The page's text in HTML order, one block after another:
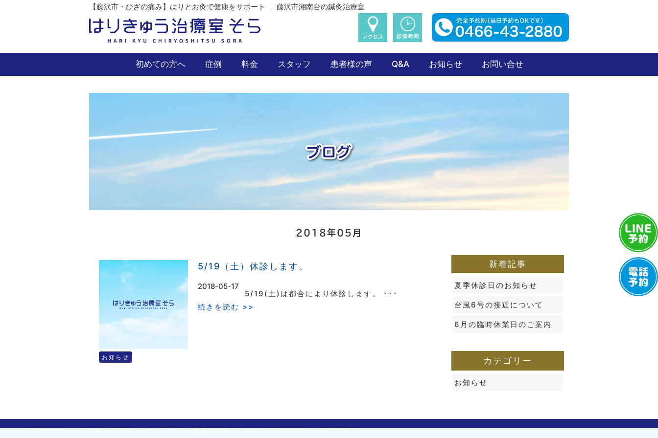
【藤沢市・ひざの痛み】はりとお灸で健康をサポート ｜ 藤沢市湘南台の鍼灸治療室
初めての方へ 症例 料金 スタッフ 患者様の声 Q&A お知らせ お問い合せ
2018年05月
お知らせ
5/19（土）休診します。
2018-05-17
5/19(土)は都合により休診します。 ･･･
続きを読む >>
新着記事
夏季休診日のお知らせ
台風6号の接近について
6月の臨時休業日のご案内
カテゴリー
お知らせ